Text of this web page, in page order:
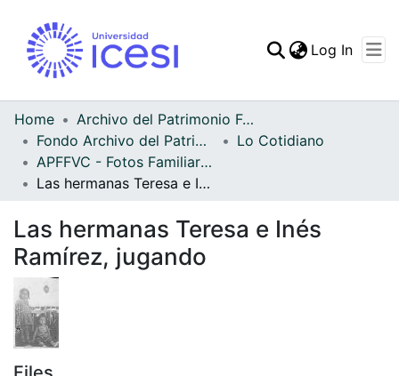
Statistics
Log In
Home
Archivo del Patrimonio Fotográfico y Fílmico del Valle del Cauca
Fondo Archivo del Patrimonio Fotográfico y Fílmico del Valle del Cauca
Lo Cotidiano
APFFVC - Fotos Familiares - Patrimonial
Las hermanas Teresa e Inés Ramírez, jugando
Las hermanas Teresa e Inés
Ramírez, jugando